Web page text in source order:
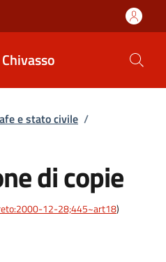
e stato civile /
di copie
12-28;445~art18)